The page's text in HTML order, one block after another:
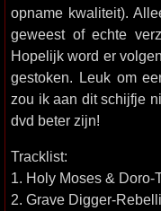
opname kwaliteit).
geweest of echte
Hopelijk word er
gestoken. Leuk om
zou ik aan dit schijfje
dvd beter zijn!
Tracklist:
1. Holy Moses & Doro-
2. Grave Digger-